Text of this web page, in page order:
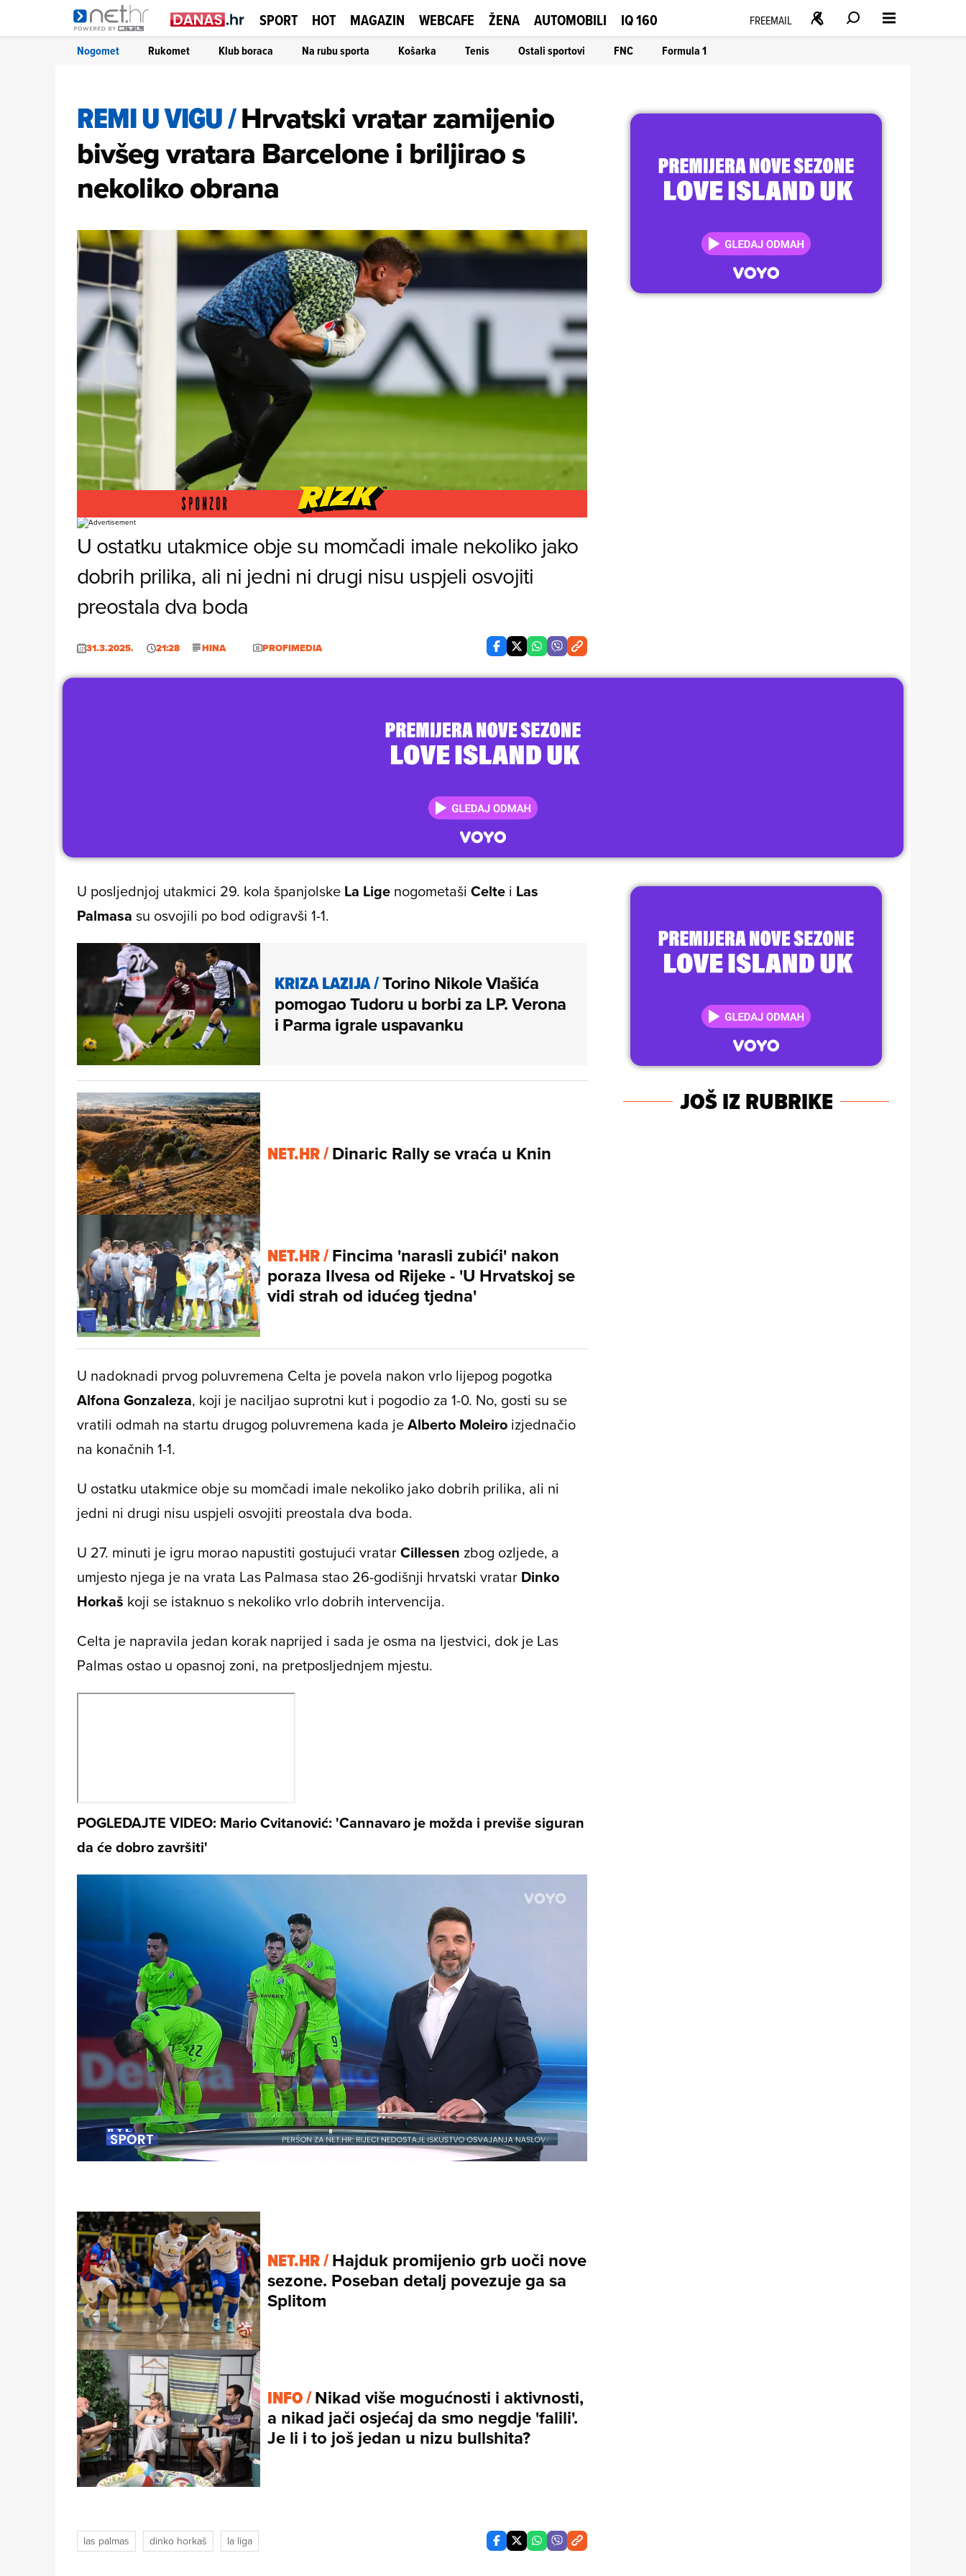
SPORT HOT MAGAZIN WEBCAFE ŽENA AUTOMOBILI IQ 160 FREEMAIL
Nogomet Rukomet Klub boraca Na rubu sporta Košarka Tenis Ostali sportovi FNC Formula 1
REMI U VIGU/Hrvatski vratar zamijenio
bivšeg vratara Barcelone i briljirao s
nekoliko obrana
U ostatku utakmice obje su momčadi imale nekoliko jako
dobrih prilika, ali ni jedni ni drugi nisu uspjeli osvojiti
preostala dva boda
31.3.2025. 21:28 HINA PROFIMEDIA
U posljednjoj utakmici 29. kola španjolske La Lige nogometaši Celte i Las
Palmasa su osvojili po bod odigravši 1-1.
KRIZA LAZIJA/Torino Nikole Vlašića
pomogao Tudoru u borbi za LP. Verona
i Parma igrale uspavanku
NET.HR /Dinaric Rally se vraća u Knin
NET.HR /Fincima 'narasli zubići' nakon
poraza Ilvesa od Rijeke - 'U Hrvatskoj se
vidi strah od idućeg tjedna'
U nadoknadi prvog poluvremena Celta je povela nakon vrlo lijepog pogotka
Alfona Gonzaleza, koji je naciljao suprotni kut i pogodio za 1-0. No, gosti su se
vratili odmah na startu drugog poluvremena kada jeAlberto Moleiro izjednačio
na konačnih 1-1.
U ostatku utakmice obje su momčadi imale nekoliko jako dobrih prilika, ali ni
jedni ni drugi nisu uspjeli osvojiti preostala dva boda.
U 27. minuti je igru morao napustiti gostujući vratarCillessen zbog ozljede, a
umjesto njega je na vrata Las Palmasa stao 26-godišnji hrvatski vratar Dinko
Horkaš koji se istaknuo s nekoliko vrlo dobrih intervencija.
Celta je napravila jedan korak naprijed i sada je osma na ljestvici, dok je Las
Palmas ostao u opasnoj zoni, na pretposljednjem mjestu.
POGLEDAJTE VIDEO: Mario Cvitanović: 'Cannavaro je možda i previše siguran
da će dobro završiti'
Unmute /
Loaded:
9.61%
NET.HR /Hajduk promijenio grb uoči nove
sezone. Poseban detalj povezuje ga sa
Splitom
INFO /Nikad više mogućnosti i aktivnosti,
a nikad jači osjećaj da smo negdje 'falili'.
Je li i to još jedan u nizu bullshita?
las palmas dinko horkaš la liga
JOŠ IZ RUBRIKE